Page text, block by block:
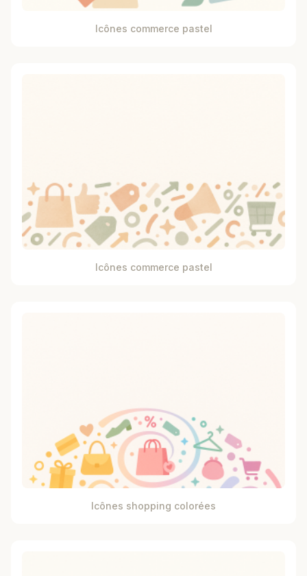
Icônes commerce pastel
Icônes commerce pastel
Icônes shopping colorées